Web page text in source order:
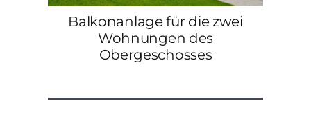
Balkonanlage für die zwei
Wohnungen des
Obergeschosses